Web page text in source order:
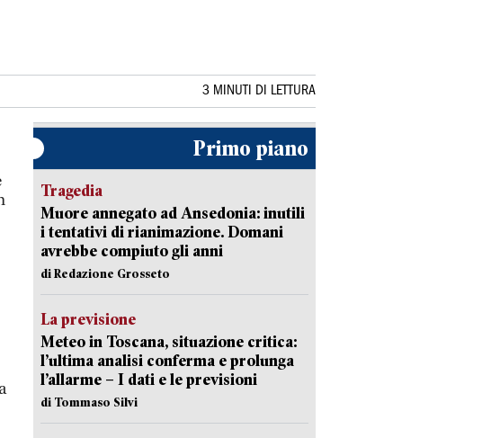
3 MINUTI DI LETTURA
Primo piano
Tragedia
Muore annegato ad Ansedonia: inutili
i tentativi di rianimazione. Domani
avrebbe compiuto gli anni
di Redazione Grosseto
La previsione
Meteo in Toscana, situazione critica:
l’ultima analisi conferma e prolunga
l’allarme – I dati e le previsioni
di Tommaso Silvi